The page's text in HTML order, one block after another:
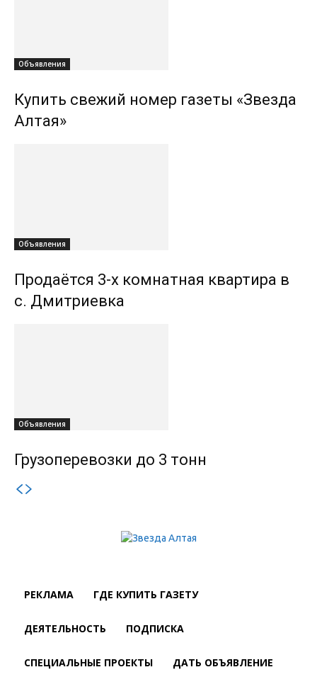
Объявления
Купить свежий номер газеты «Звезда
Алтая»
Объявления
Продаётся 3-х комнатная квартира в
с. Дмитриевка
Объявления
Грузоперевозки до 3 тонн
РЕКЛАМА ГДЕ КУПИТЬ ГАЗЕТУ
ДЕЯТЕЛЬНОСТЬ ПОДПИСКА
СПЕЦИАЛЬНЫЕ ПРОЕКТЫ ДАТЬ ОБЪЯВЛЕНИЕ